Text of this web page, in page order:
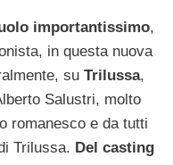
importantissimo,
in questa nuova
su Trilussa,
Salustri, molto
romanesco e da tutti
Trilussa. Del casting